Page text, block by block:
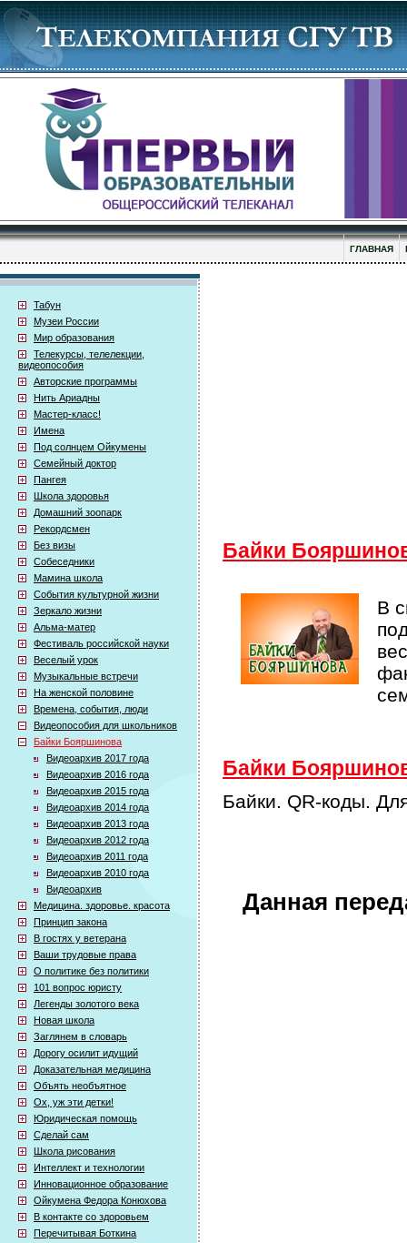
ГЛАВНАЯ
Табун
Музеи России
Мир образования
Телекурсы, телелекции,
видеопособия
Авторские программы
Нить Ариадны
Мастер-класс!
Имена
Под солнцем Ойкумены
Семейный доктор
Пангея
Школа здоровья
Домашний зоопарк
Рекордсмен
Без визы
Собеседники
Мамина школа
События культурной жизни
Зеркало жизни
Альма-матер
Фестиваль российской науки
Веселый урок
Музыкальные встречи
На женской половине
Времена, события, люди
Видеопособия для школьников
Байки Бояршинова
Видеоархив 2017 года
Видеоархив 2016 года
Видеоархив 2015 года
Видеоархив 2014 года
Видеоархив 2013 года
Видеоархив 2012 года
Видеоархив 2011 года
Видеоархив 2010 года
Видеоархив
Медицина. здоровье. красота
Принцип закона
В гостях у ветерана
Ваши трудовые права
О политике без политики
101 вопрос юристу
Легенды золотого века
Новая школа
Заглянем в словарь
Дорогу осилит идущий
Доказательная медицина
Объять необъятное
Ох, уж эти детки!
Юридическая помощь
Сделай сам
Школа рисования
Интеллект и технологии
Инновационное образование
Ойкумена Федора Конюхова
В контакте со здоровьем
Перечитывая Боткина
Байки
В
Байки
Байки. QR-коды.
Данная